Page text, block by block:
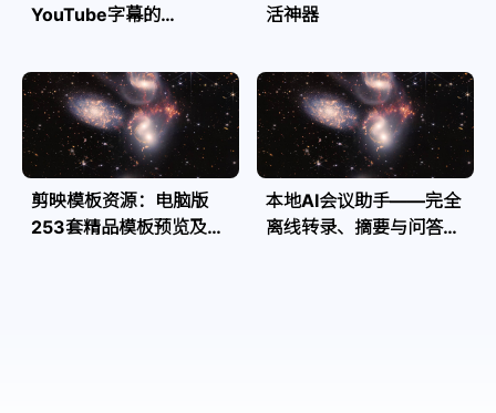
YouTube字幕的
活神器
剪映模板资源：电脑版
253套精品模板预览及源
本地AI会议助手——完全
离线转录、摘要与问答，